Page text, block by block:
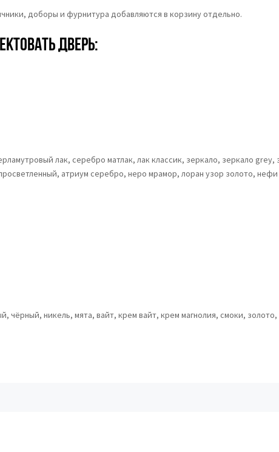
доборы и фурнитура добавляются в корзину отдельно.
дверь:
лак, серебро матлак, лак классик, зеркало, зеркало
атриум серебро, неро мрамор, лоран узор золото,
никель, мята, вайт, крем вайт, крем магнолия, смоки, золото,